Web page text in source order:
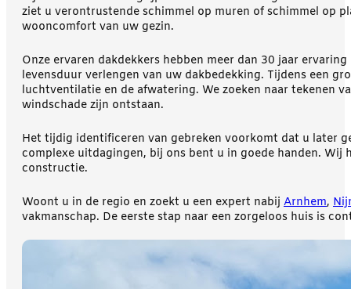
ziet u verontrustende schimmel op muren of schimmel op
wooncomfort van uw gezin.
Onze ervaren dakdekkers hebben meer dan 30 jaar
levensduur verlengen van uw dakbedekking. Tijdens een
luchtventilatie en de afwatering. We zoeken naar tekenen
windschade zijn ontstaan.
Het tijdig identificeren van gebreken voorkomt dat u later
complexe uitdagingen, bij ons bent u in goede handen.
constructie.
Woont u in de regio en zoekt u een expert nabij Arnhem,
vakmanschap. De eerste stap naar een zorgeloos huis is